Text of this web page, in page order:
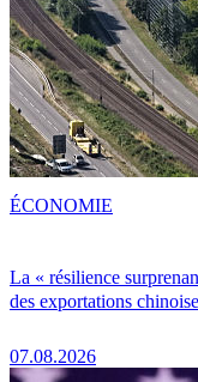
La « résilience
des exportations
07.08.2026
ÉCONOMIE